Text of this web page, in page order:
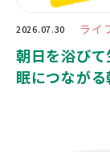
2026.07.30 ライ
朝日を浴び
眠につなが